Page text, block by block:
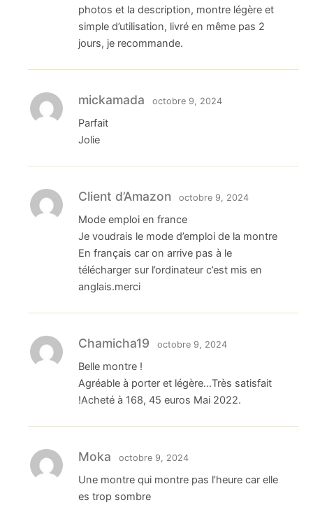
photos et la description, montre légère et
simple d’utilisation, livré en même pas 2
jours, je recommande.
mickamada octobre 9, 2024
Parfait
Jolie
Client d’Amazon octobre 9, 2024
Mode emploi en france
Je voudrais le mode d’emploi de la montre
En français car on arrive pas à le
télécharger sur l’ordinateur c’est mis en
anglais.merci
Chamicha19 octobre 9, 2024
Belle montre !
Agréable à porter et légère…Très satisfait
!Acheté à 168, 45 euros Mai 2022.
Moka octobre 9, 2024
Une montre qui montre pas l’heure car elle
es trop sombre